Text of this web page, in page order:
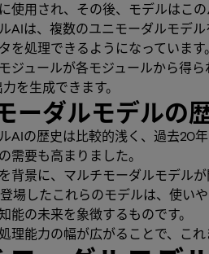
使用され、その後、モデルはこ
AIは、複数のユニモーダルモデ
を処理できるようになっています。
ジュールが各モジュールから得
を生成できます。
ーダルモデルの
AIの歴史は比較的浅く、過去20
需要も高まりました。
背景に、マルチモーダルモデル
場したこれらのモデルは、使い
能の未来を象徴するものです。
理能力の幅が広がることで、こ